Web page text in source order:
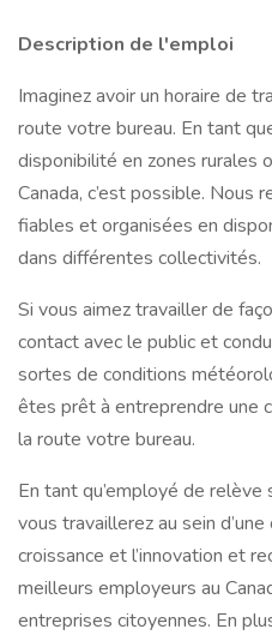
Description de l'emploi
Imaginez avoir un horaire de
route votre bureau. En tant
disponibilité en zones rurales
Canada, c’est possible. Nous
fiables et organisées en
dans différentes collectivités.
Si vous aimez travailler de
contact avec le public et
sortes de conditions
êtes prêt à entreprendre une
la route votre bureau.
En tant qu’employé de relève
vous travaillerez au sein
croissance et l’innovation et
meilleurs employeurs au
entreprises citoyennes. En